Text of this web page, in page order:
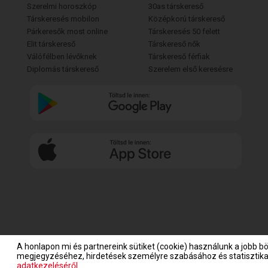
Szerelmi horoszkóp
Társkeresés mobilon
Párkeresők most online
Elit társkereső
Válófélben lévőknek
Diplomás társkereső
30as társkereső
Középkorú társkereső
Társkeresés 50 felett
Társkereső nők
Társkereső férfiak
Szerelem első keresésre
A honlapon mi és partnereink sütiket (cookie) használunk a jobb
megjegyzéséhez, hirdetések személyre szabásához és
adatkezeléséről